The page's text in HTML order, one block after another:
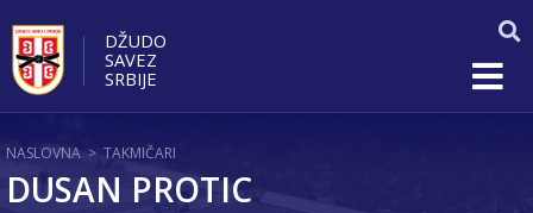
DŽUDO
SAVEZ
SRBIJE
NASLOVNA > TAKMIČARI
DUSAN PROTIC